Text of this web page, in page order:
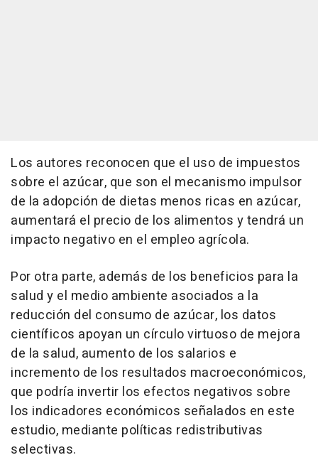
Los autores reconocen que el uso de impuestos
sobre el azúcar, que son el mecanismo impulsor
de la adopción de dietas menos ricas en azúcar,
aumentará el precio de los alimentos y tendrá un
impacto negativo en el empleo agrícola.
Por otra parte, además de los beneficios para la
salud y el medio ambiente asociados a la
reducción del consumo de azúcar, los datos
científicos apoyan un círculo virtuoso de mejora
de la salud, aumento de los salarios e
incremento de los resultados macroeconómicos,
que podría invertir los efectos negativos sobre
los indicadores económicos señalados en este
estudio, mediante políticas redistributivas
selectivas.